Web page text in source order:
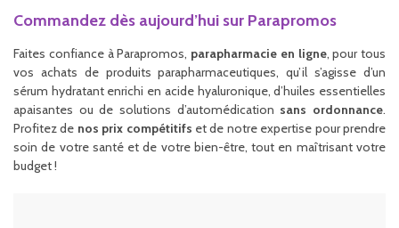
Commandez dès aujourd’hui sur Parapromos
Faites confiance à Parapromos, parapharmacie en ligne, pour tous
vos achats de produits parapharmaceutiques, qu’il s’agisse d’un
sérum hydratant enrichi en acide hyaluronique, d’huiles essentielles
apaisantes ou de solutions d’automédication sans ordonnance.
Profitez de nos prix compétitifs et de notre expertise pour prendre
soin de votre santé et de votre bien-être, tout en maîtrisant votre
budget !